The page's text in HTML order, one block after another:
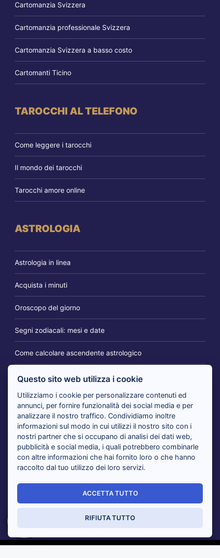
Cartomanzia Svizzera
Cartomanzia professionale Svizzera
Cartomanzia Svizzera a basso costo
Cartomanti Ticino
TAROCCHI AL TELEFONO
Come leggere i tarocchi
Il mondo dei tarocchi
Tarocchi amore online
ASTROLOGIA
Astrologia in linea
Acquista i minuti
Oroscopo del giorno
Segni zodiacali: mesi e date
Come calcolare ascendente astrologico
IL BLOG DEI CARTOMANTI
Tarocchi 365 giorni per te: il consulto per cambiare
prospettiva
Tarocchi nuovi amori in arrivo: i cartomanti rispondono
Sensitivi al telefono risolvono i tuoi dubbi con i Tarocchi:
Questo sito web utilizza i cookie
Utilizziamo i cookie per personalizzare contenuti ed
annunci, per fornire funzionalità dei social media e per
analizzare il nostro traffico. Condividiamo inoltre
informazioni sul modo in cui utilizzi il nostro sito con i
nostri partner che si occupano di analisi dei dati web,
pubblicità e social media, i quali potrebbero combinarle
con altre informazioni che hai fornito loro o che hanno
raccolto dal tuo utilizzo dei loro servizi.
ACCETTA TUTTO
RIFIUTA TUTTO